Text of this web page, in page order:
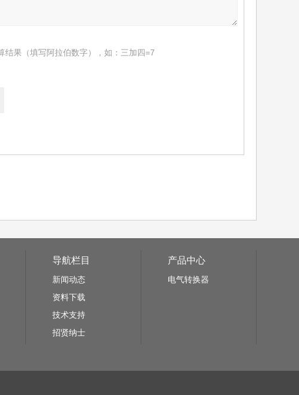
结果（填写阿拉伯数字），如：三加四=7
导航栏目
新闻动态
资料下载
技术支持
招贤纳士
产品中心
电气转换器